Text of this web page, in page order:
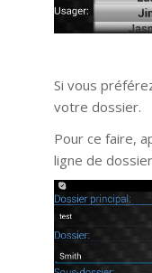
Si vous
votre dossier.
Pour ce faire,
ligne de